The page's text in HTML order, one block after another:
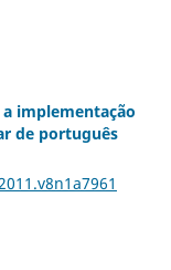
implementação
de português